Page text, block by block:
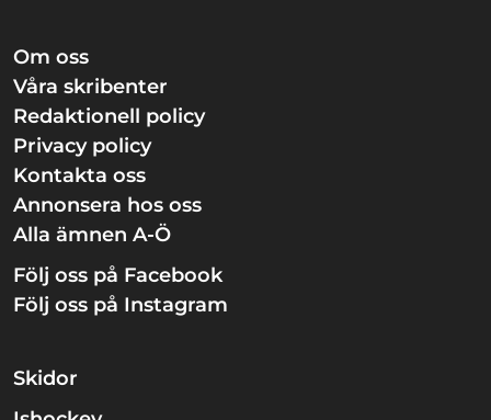
Om oss
Våra skribenter
Redaktionell policy
Privacy policy
Kontakta oss
Annonsera hos oss
Alla ämnen A-Ö
Följ oss på Facebook
Följ oss på Instagram
Skidor